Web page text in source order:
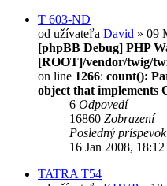
T 603-ND
od užívateľa David » 09
[phpBB Debug] PHP
[ROOT]/vendor/twig/
on line 1266: count():
object that implements
6 Odpovedí
16860 Zobrazení
Posledný príspevok
16 Jan 2008, 18:12
TATRA T54